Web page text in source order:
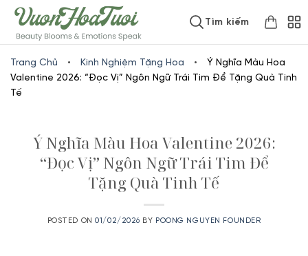
www.vuonhoatuoi.vnSkip
to
content
Tìm kiếm
Trang Chủ • Kinh Nghiệm Tặng Hoa •
Ý Nghĩa Màu Hoa
Valentine 2026: “Đọc Vị” Ngôn Ngữ Trái Tim Để Tặng Quà Tinh
Tế
Ý Nghĩa Màu Hoa Valentine 2026:
“Đọc Vị” Ngôn Ngữ Trái Tim Để
Tặng Quà Tinh Tế
POSTED ON01/02/2026 BY POONG NGUYEN FOUNDER